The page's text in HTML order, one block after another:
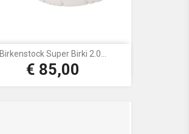
Birkenstock Super Birki 2.0...
Prijs
€ 85,00